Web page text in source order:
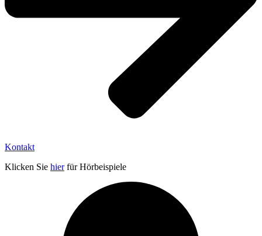
Kontakt
Klicken Sie hierfür Hörbeispiele